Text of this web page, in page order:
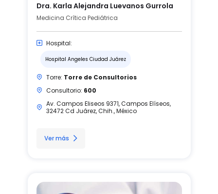
Dra. Karla Alejandra Luevanos Gurrola
Medicina Crítica Pediátrica
Hospital:
Hospital Angeles Ciudad Juárez
Torre: Torre de Consultorios
Consultorio: 600
Av. Campos Eliseos 9371, Campos Elíseos,
32472 Cd Juárez, Chih., México
Ver más